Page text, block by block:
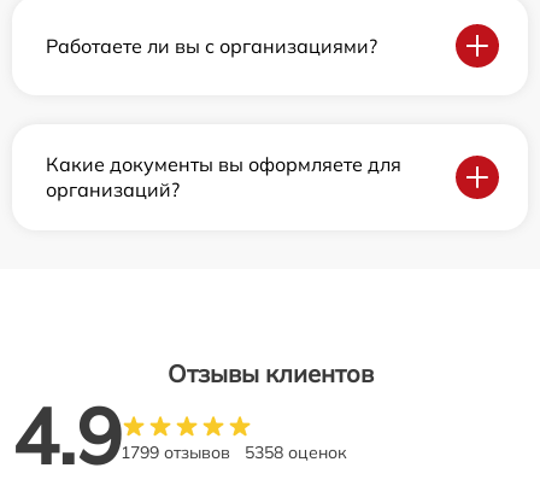
Работаете ли вы с организациями?
Какие документы вы оформляете для
организаций?
Отзывы клиентов
4.91799 отзывов 5358 оценок